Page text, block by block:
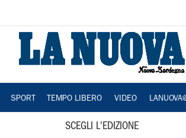
SPORT TEMPO LIBERO VIDEO
SCEGLI L'EDIZIONE